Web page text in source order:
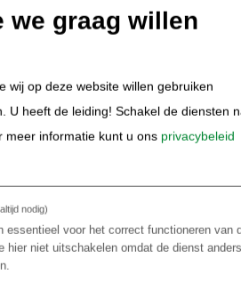
piek heeft een van de meest
over hele Rio! Na de
eilanden en smalle kanalen waar
dieren leven, met name de
De kans om beide te
geweldige ervaring om ze in
we graag willen
wij op deze website willen gebruiken
U heeft de leiding! Schakel de diensten
meer informatie kunt u ons privacybeleid
nodig)
essentieel voor het correct functioneren van
hier niet uitschakelen omdat de dienst